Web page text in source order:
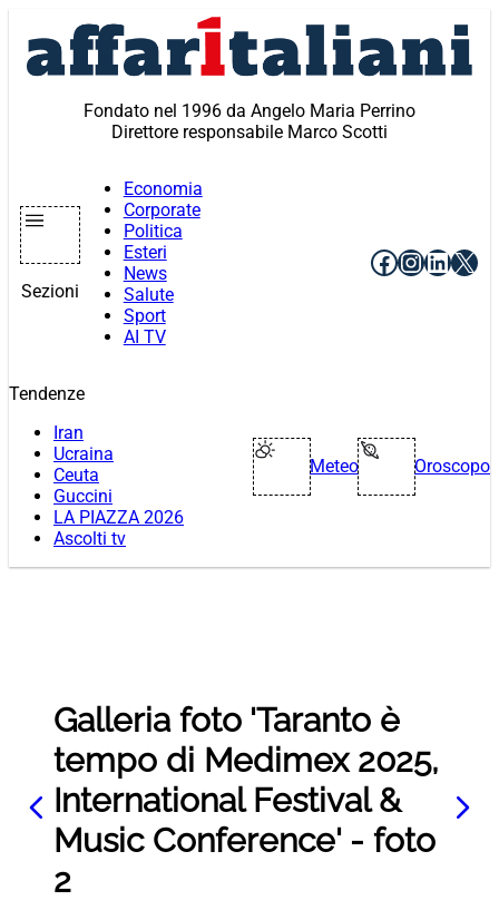
contenuto
Fondato nel 1996 da Angelo Maria Perrino
Direttore responsabile Marco Scotti
Sezioni
Economia
Corporate
Politica
Esteri
News
Salute
Sport
AI TV
Facebook
X
Tendenze
Iran
Ucraina
Ceuta
Guccini
LA PIAZZA 2026
Ascolti tv
Meteo Oroscopo
Galleria foto 'Taranto è
tempo di Medimex 2025,
International Festival &
Music Conference' - foto
2